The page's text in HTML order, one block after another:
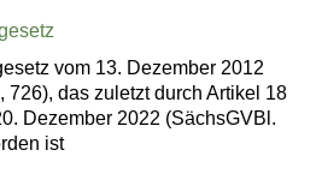
vom 13. Dezember 2012
726), das zuletzt durch Artikel 18
Dezember 2022 (SächsGVBl.
ist